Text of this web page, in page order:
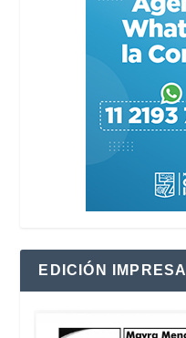
EDICIÓN IMPRESA